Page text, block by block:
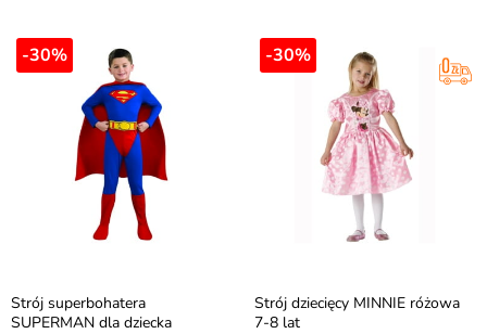
-30%
Strój superbohatera
SUPERMAN dla dziecka
-30%
Strój dziecięcy MINNIE różowa
7-8 lat